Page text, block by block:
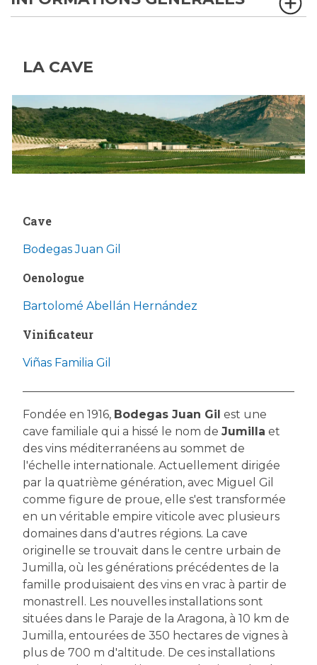
LA CAVE
Cave
Bodegas Juan Gil
Oenologue
Bartolomé Abellán Hernández
Vinificateur
Viñas Familia Gil
Fondée en 1916, Bodegas Juan Gil est une
cave familiale qui a hissé le nom de Jumilla et
des vins méditerranéens au sommet de
l'échelle internationale. Actuellement dirigée
par la quatrième génération, avec Miguel Gil
comme figure de proue, elle s'est transformée
en un véritable empire viticole avec plusieurs
domaines dans d'autres régions. La cave
originelle se trouvait dans le centre urbain de
Jumilla, où les générations précédentes de la
famille produisaient des vins en vrac à partir de
monastrell. Les nouvelles installations sont
situées dans le Paraje de la Aragona, à 10 km de
Jumilla, entourées de 350 hectares de vignes à
plus de 700 m d'altitude. De ces installations